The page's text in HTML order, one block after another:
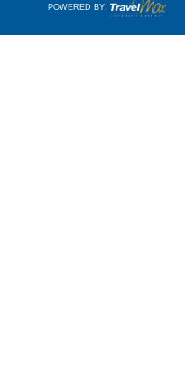
POWERED BY: